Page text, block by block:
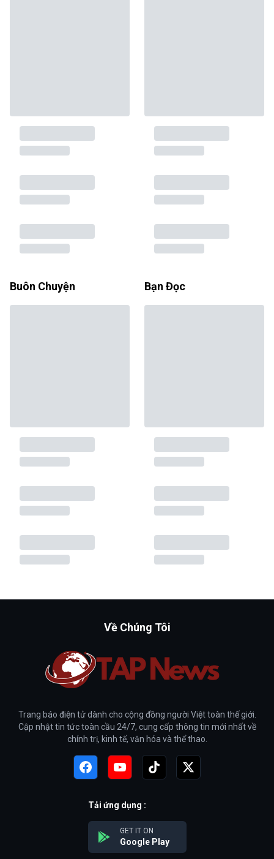
Buôn Chuyện Bạn Đọc
Về Chúng Tôi
Trang báo điện tử dành cho cộng đồng người Việt toàn thế giới.
Cập nhật tin tức toàn cầu 24/7, cung cấp thông tin mới nhất về
chính trị, kinh tế, văn hóa và thể thao.
Tải ứng dụng :
GET IT ON
Google Play